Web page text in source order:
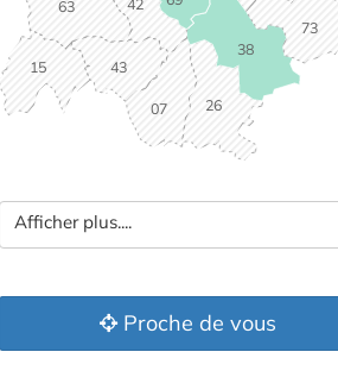
07
15
26
38
43
63
73
Afficher plus....
Proche de vous